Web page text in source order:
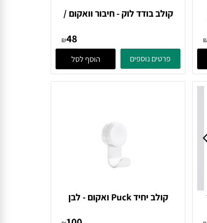
קולב בודד לוק - חיבור וואקום /
הדבקה Tirador
48
פרטים נוספים הוסף לסל